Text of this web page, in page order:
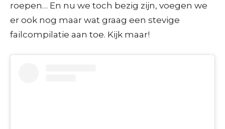
roepen… En nu we toch bezig zijn, voegen we
er ook nog maar wat graag een stevige
failcompilatie aan toe. Kijk maar!